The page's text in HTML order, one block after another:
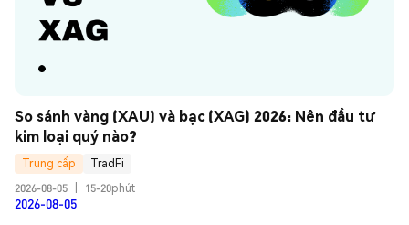
So sánh vàng (XAU) và bạc (XAG) 2026: Nên đầu tư
kim loại quý nào?
Trung cấp
TradFi
2026-08-05
15-20phút
2026-08-05